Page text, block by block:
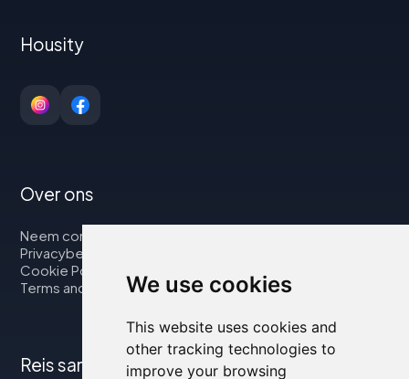
We use cookies
This website uses cookies and
other tracking technologies to
improve your browsing
Housity
Over ons
Neem contact op met
Privacybeleid
Cookie Policy
Terms and Conditions
Reis samen met ons